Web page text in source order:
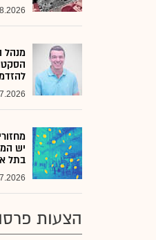
מנהל
יש
בתל
הצעות